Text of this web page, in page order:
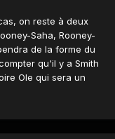
on reste à deux
Saha, Rooney-
de la forme du
qu'il y a Smith
Ole qui sera un